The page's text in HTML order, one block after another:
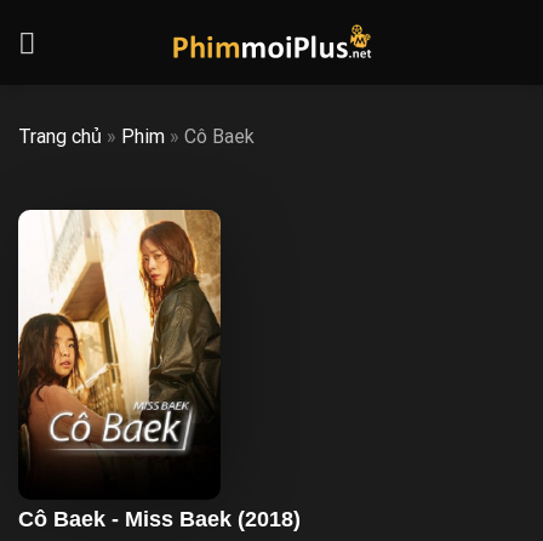
Trang chủ » Phim » Cô Baek
Cô Baek - Miss Baek (2018)